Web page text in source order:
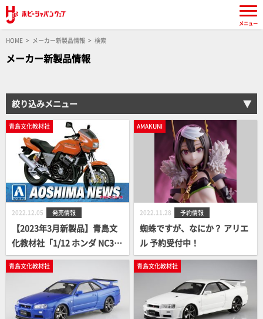
HOME メーカー新製品情報 検索
メーカー新製品情報
絞り込みメニュー
青島文化教材社
2022.12.05 発売情報
【2023年3月新製品】青島文
化教材社「1/12 ホンダ NC31
CB400 SUPER FOUR バージ
ョンR '95」
AMAKUNI
2022.11.28 予約情報
蜘蛛ですが、なにか？ アリエ
ル 予約受付中！
青島文化教材社 青島文化教材社
メニュー